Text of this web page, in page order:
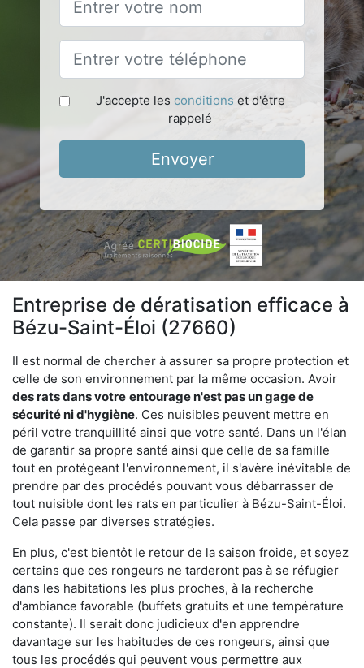
J'accepte les conditions et d'être
rappelé
Envoyer
Entreprise de dératisation efficace à
Bézu-Saint-Éloi (27660)
Il est normal de chercher à assurer sa propre protection et
celle de son environnement par la même occasion. Avoir
des rats dans votre entourage n'est pas un gage de
sécurité ni d'hygiène. Ces nuisibles peuvent mettre en
péril votre tranquillité ainsi que votre santé. Dans un l'élan
de garantir sa propre santé ainsi que celle de sa famille
tout en protégeant l'environnement, il s'avère inévitable de
prendre par des procédés pouvant vous débarrasser de
tout nuisible dont les rats en particulier à Bézu-Saint-Éloi.
Cela passe par diverses stratégies.
En plus, c'est bientôt le retour de la saison froide, et soyez
certains que ces rongeurs ne tarderont pas à se réfugier
dans les habitations les plus proches, à la recherche
d'ambiance favorable (buffets gratuits et une température
constante). Il serait donc judicieux d'en apprendre
davantage sur les habitudes de ces rongeurs, ainsi que
tous les procédés qui peuvent vous permettre aux